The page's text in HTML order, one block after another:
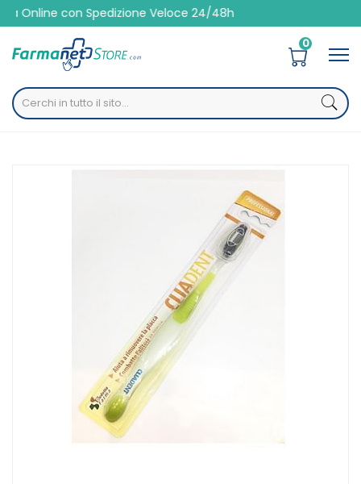
Spedizione Veloce 24/48h
0
Budetta Farma Cliadent Spazzolino Ortho